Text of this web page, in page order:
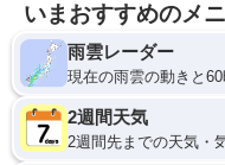
いまおすすめのメ
雨雲レーダー
現在の雨雲の動きと
2週間天気
2週間先までの天気・